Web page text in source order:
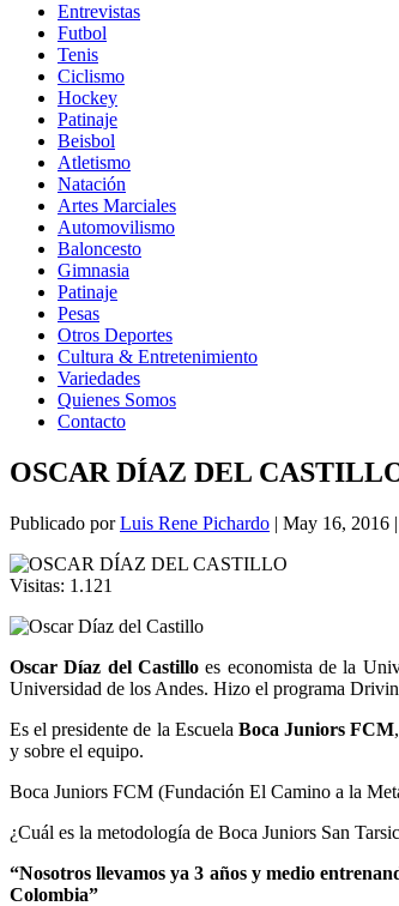
Entrevistas
Futbol
Tenis
Ciclismo
Hockey
Patinaje
Beisbol
Atletismo
Natación
Artes Marciales
Automovilismo
Baloncesto
Gimnasia
Patinaje
Pesas
Otros Deportes
Cultura & Entretenimiento
Variedades
Quienes Somos
Contacto
OSCAR DÍAZ DEL
Publicado porLuis Rene Pichardo | May 16, 2016 |
Visitas: 1.121
Oscar Díaz del Castilloes economista de la
Universidad de los Andes. Hizo el programa
Es el presidente de la Escuela Boca Juniors FCM
y sobre el equipo.
Boca Juniors FCM (Fundación El Camino a la
¿Cuál es la metodología de Boca Juniors San
“Nosotros llevamos ya 3 años y medio
Colombia”